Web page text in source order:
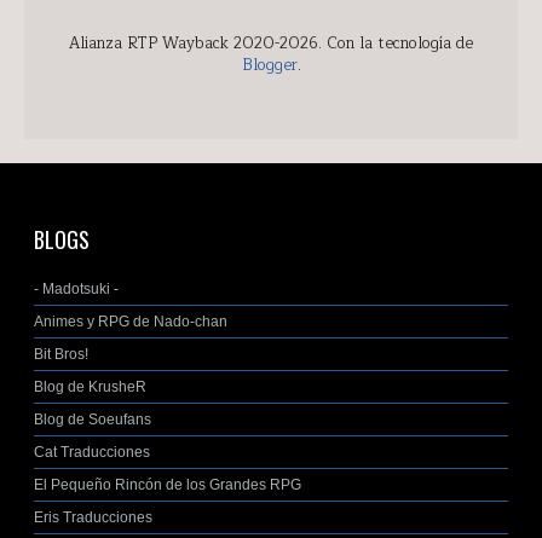
Alianza RTP Wayback 2020-2026. Con la tecnología de
Blogger.
BLOGS
- Madotsuki -
Animes y RPG de Nado-chan
Bit Bros!
Blog de KrusheR
Blog de Soeufans
Cat Traducciones
El Pequeño Rincón de los Grandes RPG
Eris Traducciones